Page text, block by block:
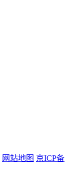
网站地图 京ICP备